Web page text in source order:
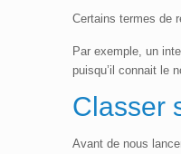
Certains termes de
Par exemple, un
puisqu’il connait le
Classer
Avant de nous